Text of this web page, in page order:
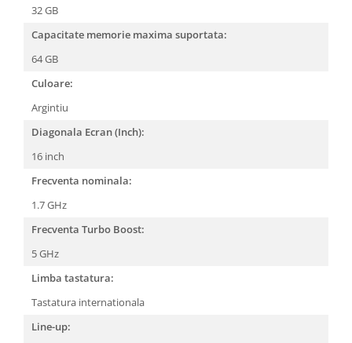
32 GB
Capacitate memorie maxima suportata:
64 GB
Culoare:
Argintiu
Diagonala Ecran (Inch):
16 inch
Frecventa nominala:
1.7 GHz
Frecventa Turbo Boost:
5 GHz
Limba tastatura:
Tastatura internationala
Line-up: